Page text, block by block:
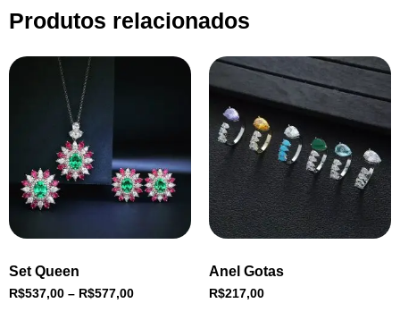
Produtos relacionados
Set Queen
R$537,00 – R$577,00
Anel Gotas
R$217,00